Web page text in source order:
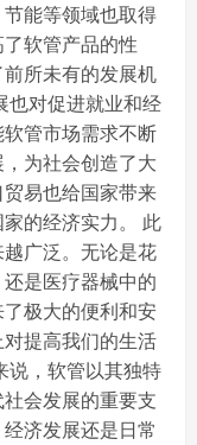
能等领域也取得
软管产品的性
所未有的发展机
也对促进就业和经
管市场需求不断
为社会创造了大
易也给国家带来
的经济实力。 此
广泛。无论是花
是医疗器械中的
极大的便利和安
提高我们的生活
说，软管以其独特
会发展的重要支
济发展还是日常